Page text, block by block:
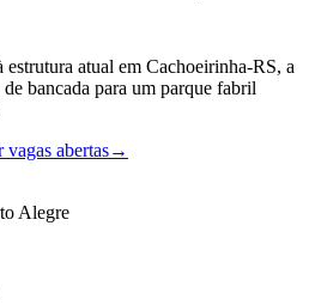
atual em Cachoeirinha-RS, a
bancada para um parque fabril
vagas abertas→
Alegre